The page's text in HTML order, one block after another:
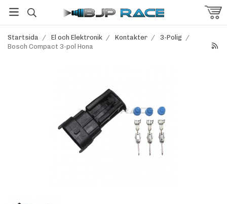
Startsida / El och Elektronik / Kontakter / 3-Polig /
Bosch Compact 3-pol Hona